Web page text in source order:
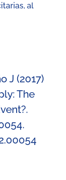
al
J (2017)
The